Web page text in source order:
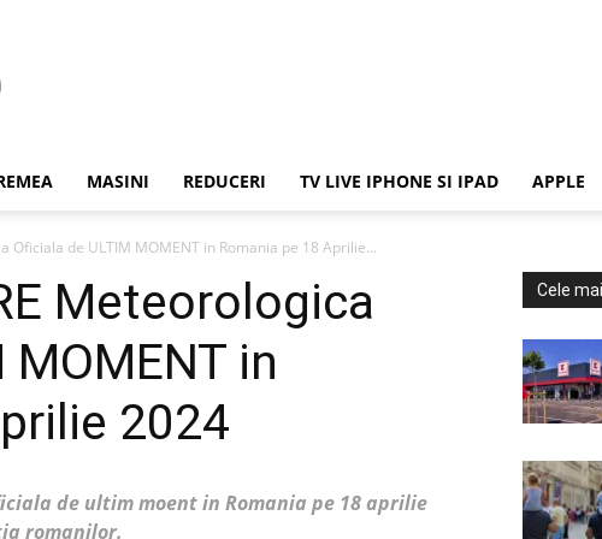
MASINI REDUCERI TV LIVE IPHONE SI IPAD APPLE
Oficiala de ULTIM MOMENT in Romania pe 18 Aprilie...
Meteorologica
MOMENT in
2024
de ultim moent in Romania pe 18 aprilie
romanilor.
Cele